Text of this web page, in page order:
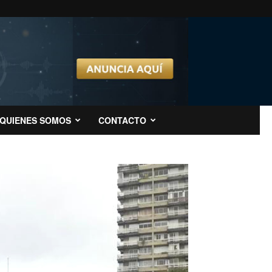
QUIENES SOMOS CONTACTO